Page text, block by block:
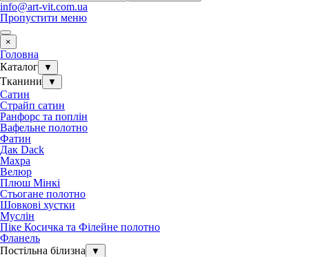
info@art-vit.com.ua
Пропустити меню
×
Головна
Каталог
▼
Тканини ▼
Сатин
Страйп сатин
Ранфорс та поплін
Вафельне полотно
Фатин
Дак Dack
Махра
Велюр
Плюш Мінкі
Стьогане полотно
Шовкові хустки
Муслін
Піке Косичка та Філейне полотно
Фланель
Постільна білизна
▼